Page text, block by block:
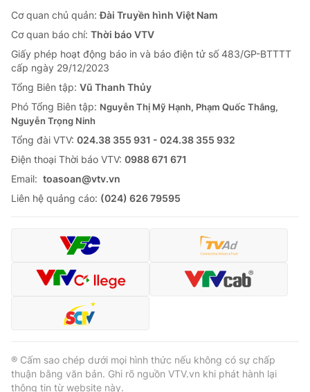
Cơ quan chủ quản:Đài Truyền hình Việt Nam
Cơ quan báo chí: Thời báo VTV
Giấy phép hoạt động báo in và báo điện tử số 483/GP-BTTTT
cấp ngày 29/12/2023
Tổng Biên tập: Vũ Thanh Thủy
Phó Tổng Biên tập: Nguyễn Thị Mỹ Hạnh, Phạm Quốc Thắng,
Nguyễn Trọng Ninh
Tổng đài VTV: 024.38 355 931 - 024.38 355 932
Ðiện thoại Thời báo VTV: 0988 671 671
Email: toasoan@vtv.vn
Liên hệ quảng cáo: (024) 626 79595
® Cấm sao chép dưới mọi hình thức nếu không có sự chấp
thuận bằng văn bản. Ghi rõ nguồn VTV.vn khi phát hành lại
thông tin từ website này.